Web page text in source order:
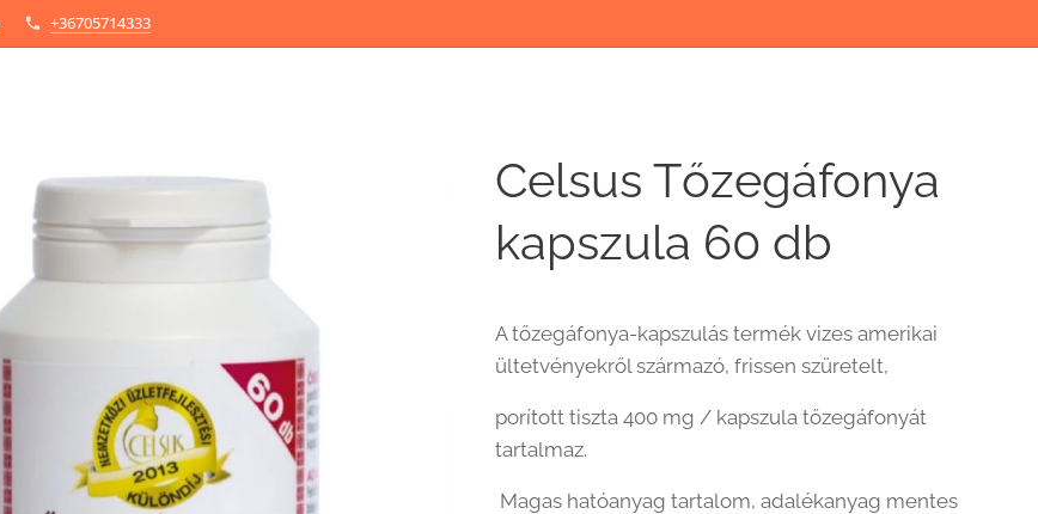
+36705714333
Celsus Tőzegáfonya
kapszula 60 db
A tőzegáfonya-kapszulás termék vizes amerikai
ültetvényekről származó, frissen szüretelt,
porított tiszta 400 mg / kapszula tőzegáfonyát
tartalmaz.
Magas hatóanyag tartalom, adalékanyag mentes